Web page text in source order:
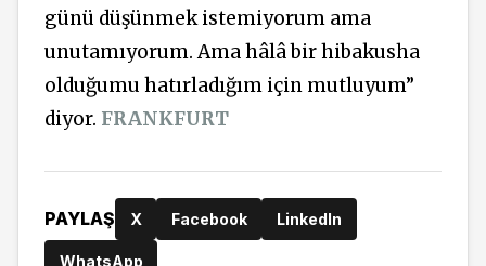
günü düşünmek istemiyorum ama
unutamıyorum. Ama hâlâ bir hibakusha
olduğumu hatırladığım için mutluyum”
diyor. FRANKFURT
PAYLAŞ X Facebook LinkedIn
WhatsApp